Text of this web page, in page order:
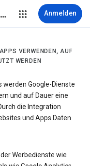
Datenschutzerklärung & Nutzungsbedingungen Anmelden
VERWENDEN, AUF
WERDEN
werden Google-Dienste
und auf Dauer eine
die Integration
und Apps Daten
Werbedienste wie